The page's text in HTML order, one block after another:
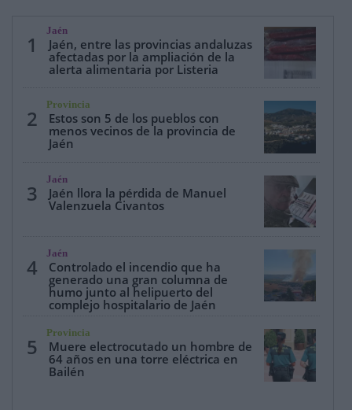
1
Jaén
Jaén, entre las provincias andaluzas
afectadas por la ampliación de la
alerta alimentaria por Listeria
2
Provincia
Estos son 5 de los pueblos con
menos vecinos de la provincia de
Jaén
3
Jaén
Jaén llora la pérdida de Manuel
Valenzuela Civantos
4
Jaén
Controlado el incendio que ha
generado una gran columna de
humo junto al helipuerto del
complejo hospitalario de Jaén
5
Provincia
Muere electrocutado un hombre de
64 años en una torre eléctrica en
Bailén